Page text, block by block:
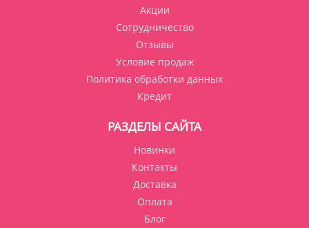
Акции
Сотрудничество
Отзывы
Условие продаж
Политика обработки данных
Кредит
РАЗДЕЛЫ САЙТА
Новинки
Контакты
Доставка
Оплата
Блог